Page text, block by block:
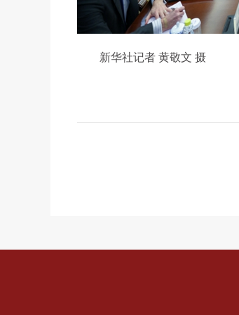
新华社记者 黄敬文 摄